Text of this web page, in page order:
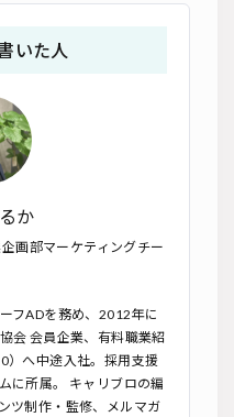
いた人
か
画部マーケティングチー
フADを務め、2012年に
会 会員企業、有料職業紹
）へ中途入社。採用支援
に所属。 キャリブロの編
ツ制作・監修、メルマガ